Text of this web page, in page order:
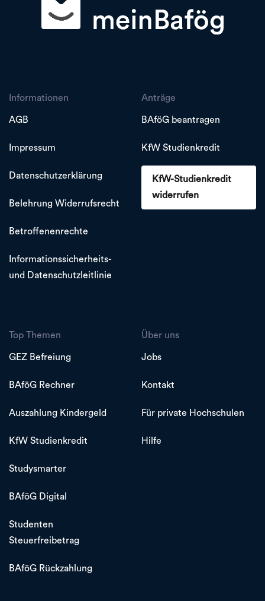
Informationen
AGB
Impressum
Datenschutzerklärung
Belehrung Widerrufsrecht
Betroffenenrechte
Informationssicherheits-
und Datenschutzleitlinie
Anträge
BAföG beantragen
KfW Studienkredit
KfW-Studienkredit
widerrufen
Top Themen
GEZ Befreiung
BAföG Rechner
Auszahlung Kindergeld
KfW Studienkredit
Studysmarter
BAföG Digital
Studenten
Steuerfreibetrag
BAföG Rückzahlung
Über uns
Jobs
Kontakt
Für private Hochschulen
Hilfe